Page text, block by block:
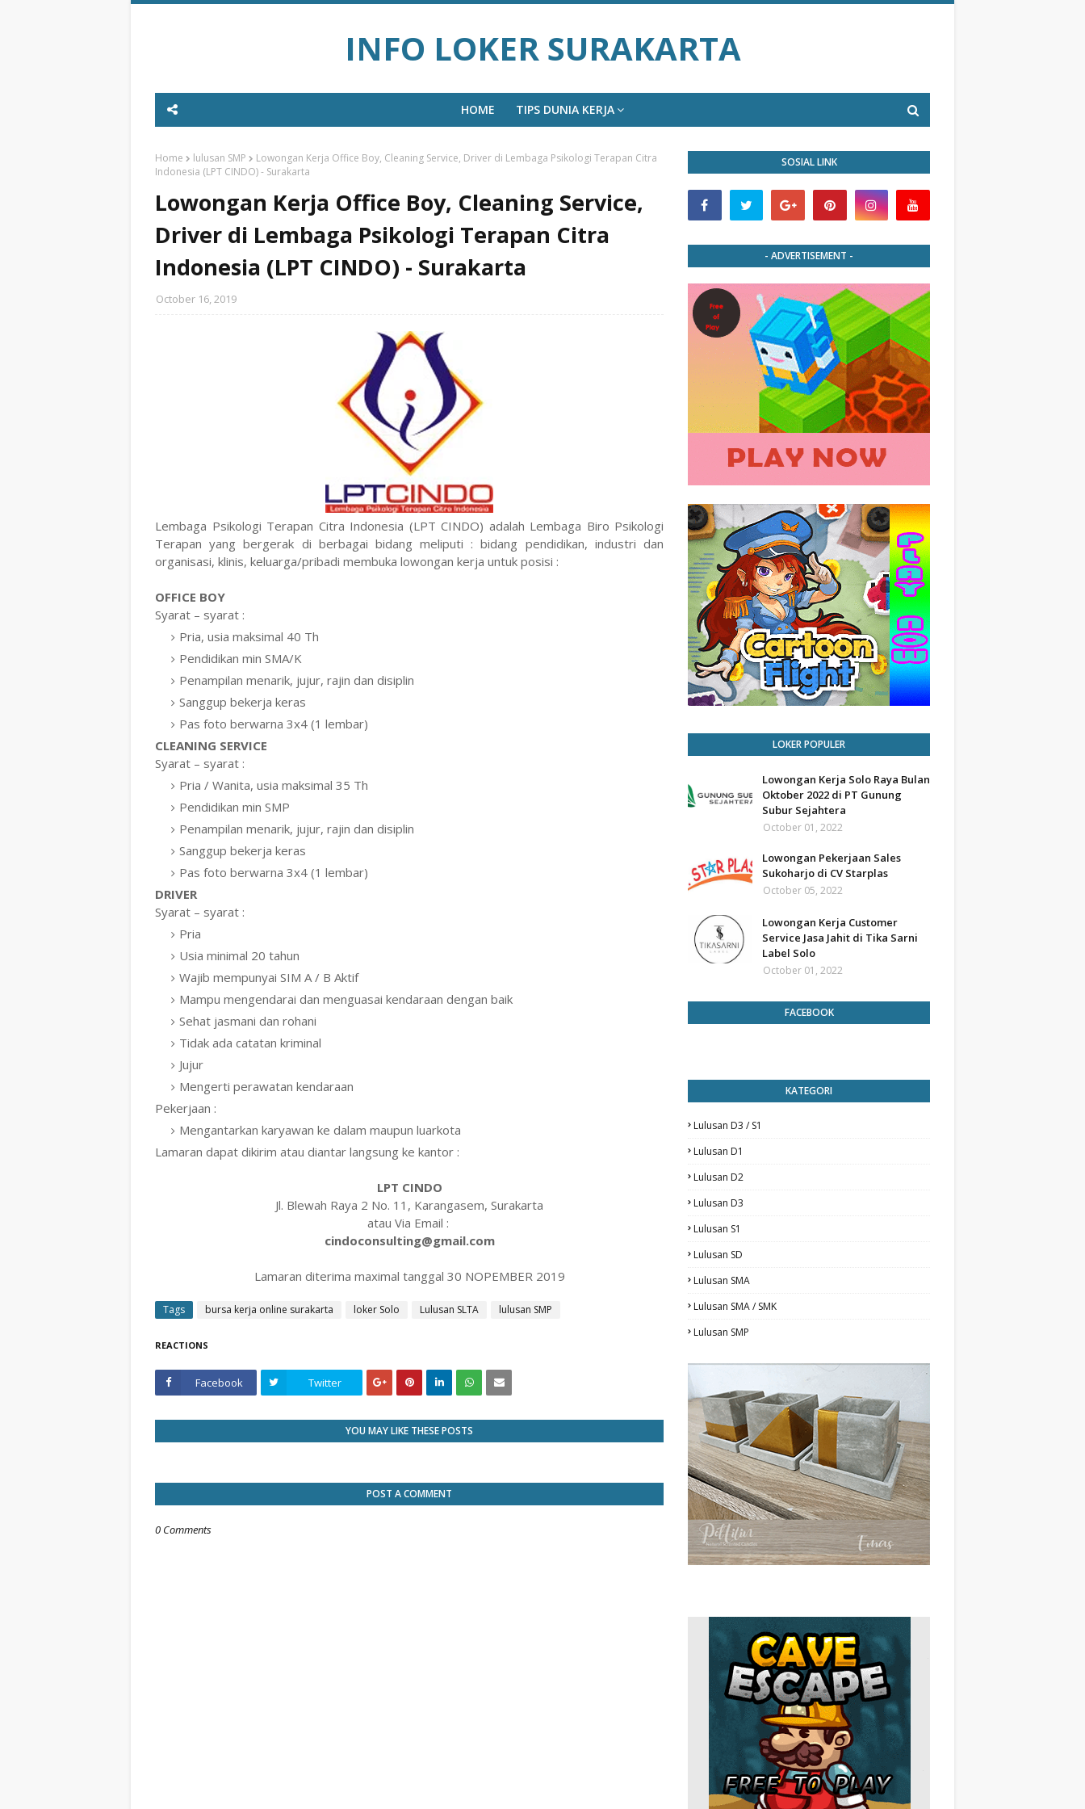
INFO LOKER SURAKARTA
HOME TIPS DUNIA KERJA
Home lulusan SMP
Lowongan Kerja Office Boy, Cleaning Service, Driver di Lembaga Psikologi Terapan Citra
Indonesia (LPT CINDO) - Surakarta
Lowongan Kerja Office Boy, Cleaning Service,
Driver di Lembaga Psikologi Terapan Citra
Indonesia (LPT CINDO) - Surakarta
October 16, 2019
Lembaga Psikologi Terapan Citra Indonesia (LPT CINDO) adalah Lembaga Biro Psikologi
Terapan yang bergerak di berbagai bidang meliputi : bidang pendidikan, industri dan
organisasi, klinis, keluarga/pribadi membuka lowongan kerja untuk posisi :
OFFICE BOY
Syarat – syarat :
Pria, usia maksimal 40 Th
Pendidikan min SMA/K
Penampilan menarik, jujur, rajin dan disiplin
Sanggup bekerja keras
Pas foto berwarna 3x4 (1 lembar)
CLEANING SERVICE
Syarat – syarat :
Pria / Wanita, usia maksimal 35 Th
Pendidikan min SMP
Penampilan menarik, jujur, rajin dan disiplin
Sanggup bekerja keras
Pas foto berwarna 3x4 (1 lembar)
DRIVER
Syarat – syarat :
Pria
Usia minimal 20 tahun
Wajib mempunyai SIM A / B Aktif
Mampu mengendarai dan menguasai kendaraan dengan baik
Sehat jasmani dan rohani
Tidak ada catatan kriminal
Jujur
Mengerti perawatan kendaraan
Pekerjaan :
Mengantarkan karyawan ke dalam maupun luarkota
Lamaran dapat dikirim atau diantar langsung ke kantor :
LPT CINDO
Jl. Blewah Raya 2 No. 11, Karangasem, Surakarta
atau Via Email :
cindoconsulting@gmail.com
Lamaran diterima maximal tanggal 30 NOPEMBER 2019
Tags bursa kerja online surakarta loker Solo Lulusan SLTA lulusan SMP
REACTIONS
Facebook Twitter
YOU MAY LIKE THESE POSTS
POST A COMMENT
0 Comments
SOSIAL LINK
- ADVERTISEMENT -
LOKER POPULER
Lowongan Kerja Solo Raya Bulan
Oktober 2022 di PT Gunung
Subur Sejahtera
October 01, 2022
Lowongan Pekerjaan Sales
Sukoharjo di CV Starplas
October 05, 2022
Lowongan Kerja Customer
Service Jasa Jahit di Tika Sarni
Label Solo
October 01, 2022
FACEBOOK
KATEGORI
Lulusan D3 / S1
Lulusan D1
Lulusan D2
Lulusan D3
Lulusan S1
Lulusan SD
Lulusan SMA
Lulusan SMA / SMK
Lulusan SMP